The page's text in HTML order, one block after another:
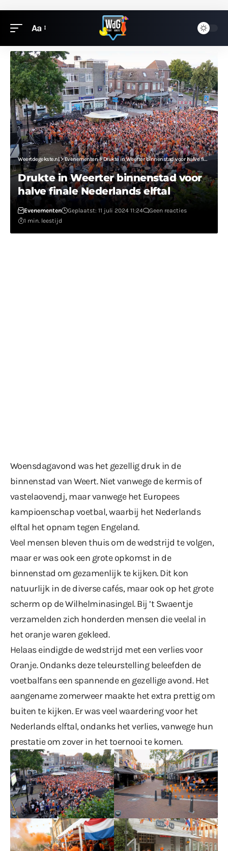
Aa
Weertdegekste.nl>Evenementen>Drukte in Weerter binnenstad voor halve finale Nederlands elftal
Drukte in Weerter binnenstad voor
halve finale Nederlands elftal
Evenementen Geplaatst: 11 juli 2024 11:24
Geen reacties
1 min. leestijd
Woensdagavond was het gezellig druk in de
binnenstad van Weert. Niet vanwege de kermis of
vastelaovendj, maar vanwege het Europees
kampioenschap voetbal, waarbij het Nederlands
elftal het opnam tegen Engeland.
Veel mensen bleven thuis om de wedstrijd te volgen,
maar er was ook een grote opkomst in de
binnenstad om gezamenlijk te kijken. Dit kon
natuurlijk in de diverse cafés, maar ook op het grote
scherm op de Wilhelminasingel. Bij ’t Swaentje
verzamelden zich honderden mensen die veelal in
het oranje waren gekleed.
Helaas eindigde de wedstrijd met een verlies voor
Oranje. Ondanks deze teleurstelling beleefden de
voetbalfans een spannende en gezellige avond. Het
aangename zomerweer maakte het extra prettig om
buiten te kijken. Er was veel waardering voor het
Nederlands elftal, ondanks het verlies, vanwege hun
prestatie om zover in het toernooi te komen.